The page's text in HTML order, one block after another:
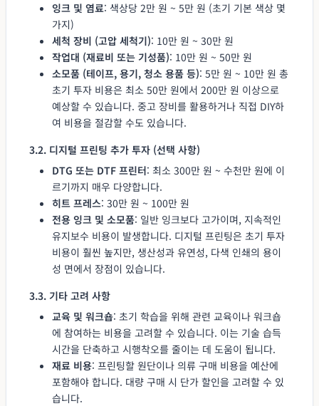
잉크 및 염료: 색상당 2만 원 ~ 5만 원 (초기 기본 색상 몇
가지)
세척 장비 (고압 세척기): 10만 원 ~ 30만 원
작업대 (재료비 또는 기성품): 10만 원 ~ 50만 원
소모품 (테이프, 용기, 청소 용품 등): 5만 원 ~ 10만 원 총
초기 투자 비용은 최소 50만 원에서 200만 원 이상으로
예상할 수 있습니다. 중고 장비를 활용하거나 직접 DIY하
여 비용을 절감할 수도 있습니다.
3.2. 디지털 프린팅 추가 투자 (선택 사항)
DTG 또는 DTF 프린터: 최소 300만 원 ~ 수천만 원에 이
르기까지 매우 다양합니다.
히트 프레스: 30만 원 ~ 100만 원
전용 잉크 및 소모품: 일반 잉크보다 고가이며, 지속적인
유지보수 비용이 발생합니다. 디지털 프린팅은 초기 투자
비용이 훨씬 높지만, 생산성과 유연성, 다색 인쇄의 용이
성 면에서 장점이 있습니다.
3.3. 기타 고려 사항
교육 및 워크숍: 초기 학습을 위해 관련 교육이나 워크숍
에 참여하는 비용을 고려할 수 있습니다. 이는 기술 습득
시간을 단축하고 시행착오를 줄이는 데 도움이 됩니다.
재료 비용: 프린팅할 원단이나 의류 구매 비용을 예산에
포함해야 합니다. 대량 구매 시 단가 할인을 고려할 수 있
습니다.